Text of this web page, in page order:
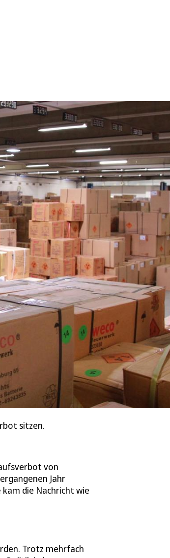
sitzen.
von
Jahr
die Nachricht wie
Trotz mehrfach